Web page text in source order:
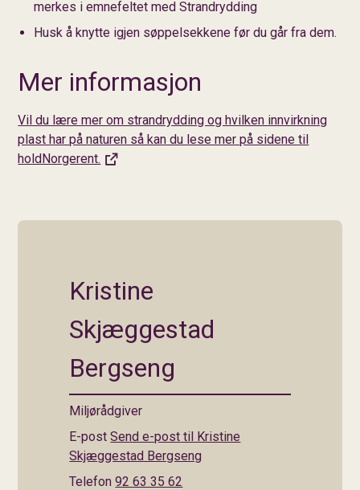
merkes i emnefeltet med Strandrydding
Husk å knytte igjen søppelsekkene før du går fra dem.
Mer informasjon
Vil du lære mer om strandrydding og hvilken innvirkning
plast har på naturen så kan du lese mer på sidene til
holdNorgerent.
Kristine
Skjæggestad
Bergseng
Miljørådgiver
E-postSend e-post til Kristine
Skjæggestad Bergseng
Telefon92 63 35 62